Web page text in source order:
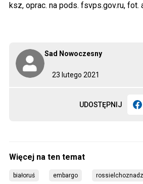
23 lutego 2021
Sad Nowoczesny
UDOSTĘPNIJ
ksz, oprac. na pods. fsvps.gov.ru, fot.
białoruś embargo